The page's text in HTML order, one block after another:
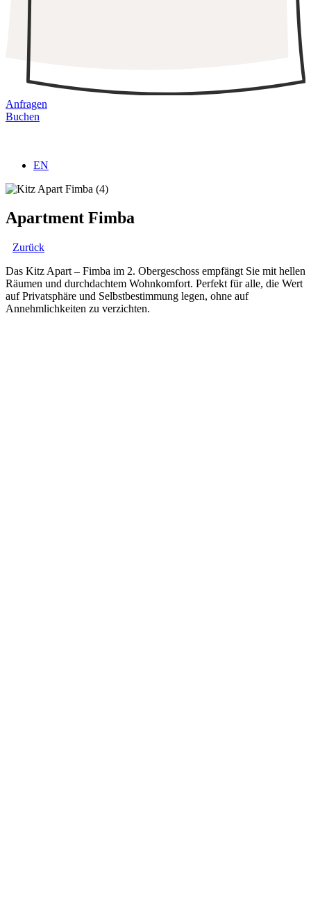
Anfragen
Buchen
EN
Apartment Fimba
Zurück
Das Kitz Apart – Fimba im 2. Obergeschoss empfängt Sie mit hellen
Räumen und durchdachtem Wohnkomfort. Perfekt für alle, die Wert
auf Privatsphäre und Selbstbestimmung legen, ohne auf
Annehmlichkeiten zu verzichten.